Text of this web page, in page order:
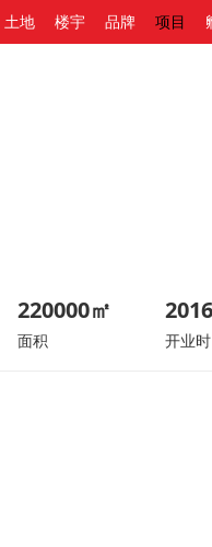
土地 楼宇 品牌 项目
220000㎡
面积 开业